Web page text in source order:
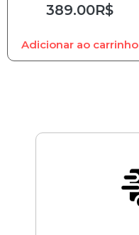
389.00R$
Adicionar ao carrinho